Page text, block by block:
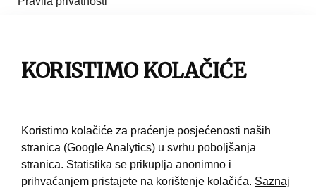
Pravila korištenja
KORISTIMO KOLAČIĆE
Koristimo kolačiće za praćenje posjećenosti naših
stranica (Google Analytics) u svrhu poboljšanja
stranica. Statistika se prikuplja anonimno i
prihvaćanjem pristajete na korištenje kolačića. Saznaj